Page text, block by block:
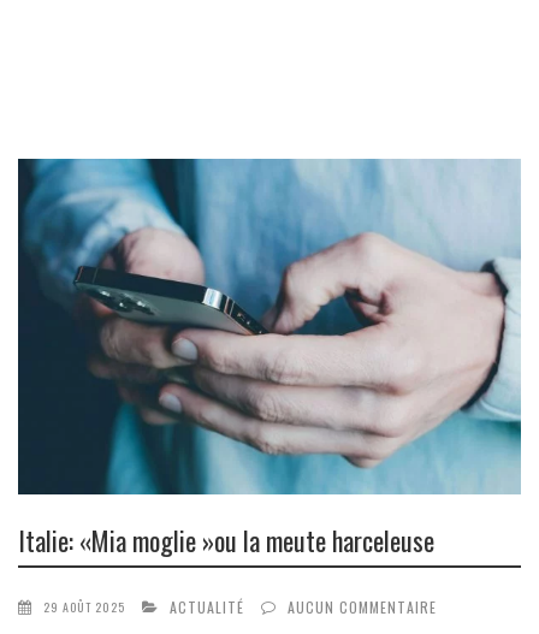
Italie: «Mia moglie »ou la meute harceleuse
29 AOÛT 2025 ACTUALITÉ AUCUN COMMENTAIRE